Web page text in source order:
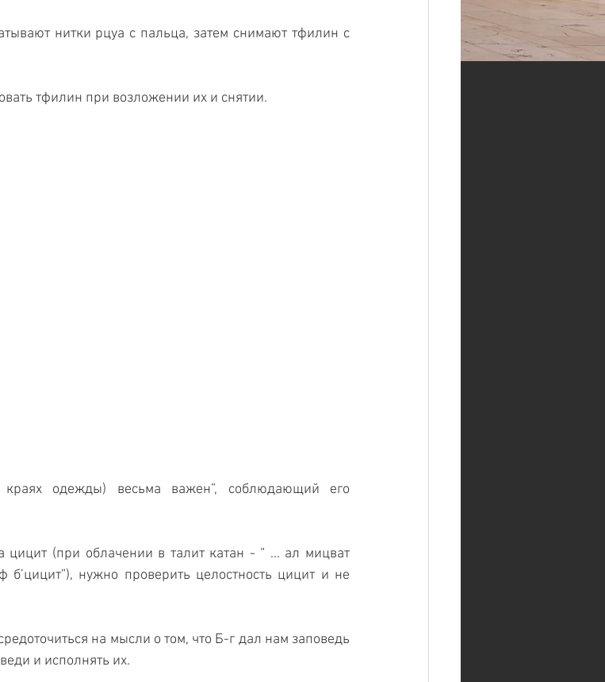
нитки рцуа с пальца, затем снимают тфилин с
тфилин при возложении их и снятии.
одежды) весьма важен”, соблюдающий его
цицит (при облачении в талит катан - “ ... ал мицват
б’цицит”), нужно проверить целостность цицит и не
на мысли о том, что Б-г дал нам заповедь
и исполнять их.